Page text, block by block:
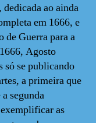
ao ainda
em 1666, e
de Guerra para a
Agosto
só se publicando
a primeira que
segunda
as